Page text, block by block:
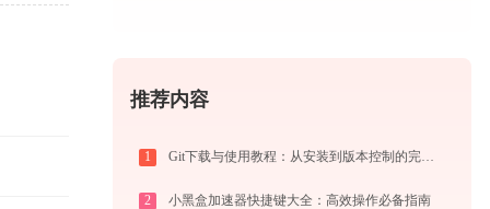
推荐内容
1 Git下载与使用教程：从安装到版本控制的完整指南
2 小黑盒加速器快捷键大全：高效操作必备指南